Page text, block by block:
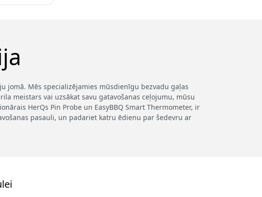
jomā. Mēs specializējamies mūsdienīgu bezvadu gaļas
meistars vai uzsākat savu gatavošanas ceļojumu, mūsu
HerQs Pin Probe un EasyBBQ Smart Thermometer, ir
pasauli, un padariet katru ēdienu par šedevru ar